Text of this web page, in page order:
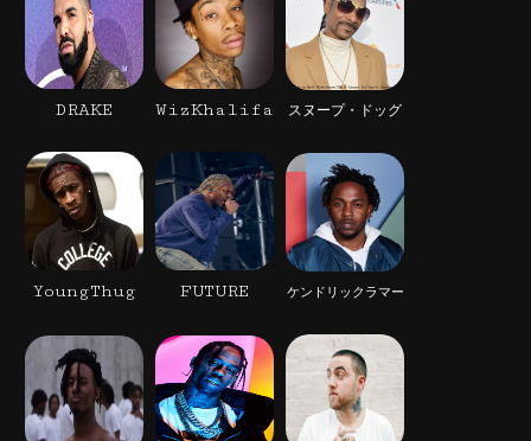
DRAKE WizKhalifa スヌープ・ドッグ
YoungThug FUTURE ケンドリックラマー